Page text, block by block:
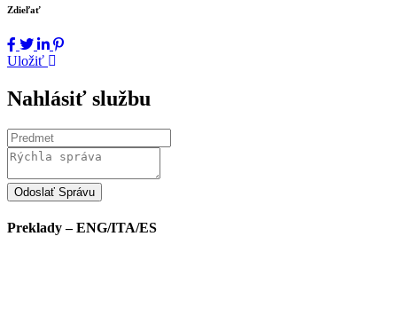
Zdieľať
Uložiť
Nahlásiť službu
Odoslať Správu
Preklady – ENG/ITA/ES